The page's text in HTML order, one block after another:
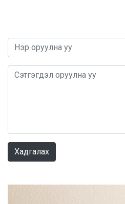
Хадгалах